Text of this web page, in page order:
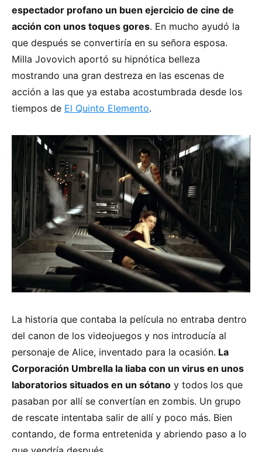
espectador profano un buen ejercicio de cine de
acción con unos toques gores. En mucho ayudó la
que después se convertiría en su señora esposa.
Milla Jovovich aportó su hipnótica belleza
mostrando una gran destreza en las escenas de
acción a las que ya estaba acostumbrada desde los
tiempos de El Quinto Elemento.
La historia que contaba la película no entraba dentro
del canon de los videojuegos y nos introducía al
personaje de Alice, inventado para la ocasión. La
Corporación Umbrella la liaba con un virus en unos
laboratorios situados en un sótano y todos los que
pasaban por allí se convertían en zombis. Un grupo
de rescate intentaba salir de allí y poco más. Bien
contando, de forma entretenida y abriendo paso a lo